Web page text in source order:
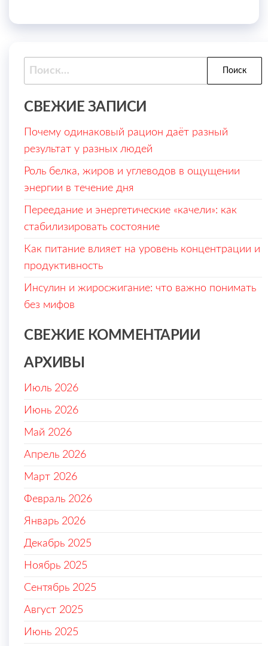
Найти:
СВЕЖИЕ ЗАПИСИ
Почему одинаковый рацион даёт разный
результат у разных людей
Роль белка, жиров и углеводов в ощущении
энергии в течение дня
Переедание и энергетические «качели»: как
стабилизировать состояние
Как питание влияет на уровень концентрации и
продуктивность
Инсулин и жиросжигание: что важно понимать
без мифов
СВЕЖИЕ КОММЕНТАРИИ
АРХИВЫ
Июль 2026
Июнь 2026
Май 2026
Апрель 2026
Март 2026
Февраль 2026
Январь 2026
Декабрь 2025
Ноябрь 2025
Сентябрь 2025
Август 2025
Июнь 2025